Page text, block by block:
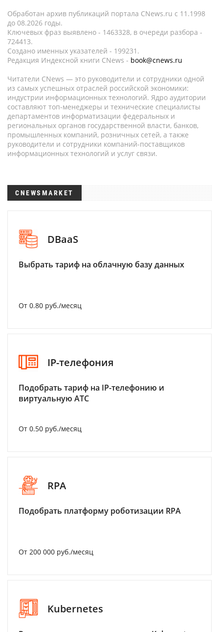
Обработан архив публикаций портала CNews.ru c 11.1998
до 08.2026 годы.
Ключевых фраз выявлено - 1463328, в очереди разбора -
724413.
Создано именных указателей - 199231.
Редакция Индексной книги CNews - book@cnews.ru
Читатели CNews — это руководители и сотрудники одной
из самых успешных отраслей российской экономики:
индустрии информационных технологий. Ядро аудитории
составляют топ-менеджеры и технические специалисты
департаментов информатизации федеральных и
региональных органов государственной власти, банков,
промышленных компаний, розничных сетей, а также
руководители и сотрудники компаний-поставщиков
информационных технологий и услуг связи.
CNEWSMARKET
DBaaS
Выбрать тариф на облачную базу данных
От 0.80 руб./месяц
IP-телефония
Подобрать тариф на IP-телефонию и
виртуальную АТС
От 0.50 руб./месяц
RPA
Подобрать платформу роботизации RPA
От 200 000 руб./месяц
Kubernetes